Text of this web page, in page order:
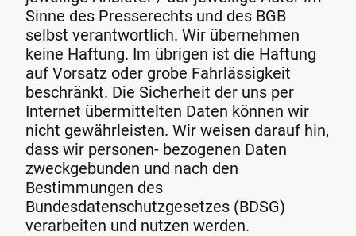
Sinne des Presserechts und des BGB
selbst verantwortlich. Wir übernehmen
keine Haftung. Im übrigen ist die Haftung
auf Vorsatz oder grobe Fahrlässigkeit
beschränkt. Die Sicherheit der uns per
Internet übermittelten Daten können wir
nicht gewährleisten. Wir weisen darauf hin,
dass wir personen- bezogenen Daten
zweckgebunden und nach den
Bestimmungen des
Bundesdatenschutzgesetzes (BDSG)
verarbeiten und nutzen werden.